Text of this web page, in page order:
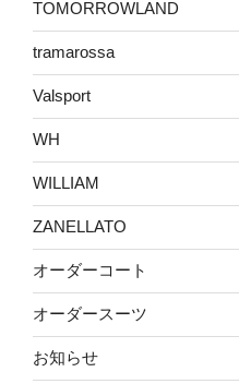
TOMORROWLAND
tramarossa
Valsport
WH
WILLIAM
ZANELLATO
オーダーコート
オーダースーツ
お知らせ